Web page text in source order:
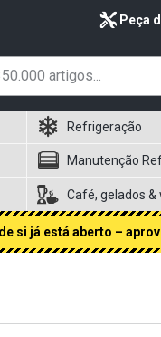
Peça
Refrigeração
Manutenção
Café, gelados &
si já está aberto –